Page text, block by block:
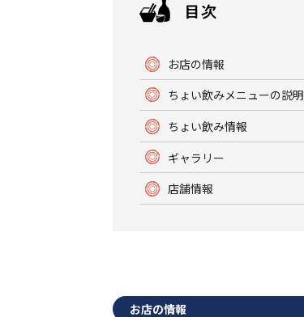
お店の情報
ちょい飲みメニューの説明
ちょい飲み情報
ギャラリー
店舗情報
お店の情報